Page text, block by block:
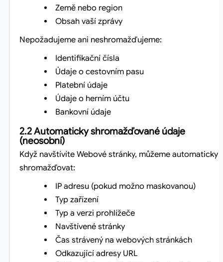
Země nebo region
Obsah vaší zprávy
Nepožadujeme ani neshromažďujeme:
Identifikační čísla
Údaje o cestovním pasu
Platební údaje
Údaje o herním účtu
Bankovní údaje
2.2 Automaticky shromažďované údaje
(neosobní)
Když navštívíte Webové stránky, můžeme automaticky
shromažďovat:
IP adresu (pokud možno maskovanou)
Typ zařízení
Typ a verzi prohlížeče
Navštívené stránky
Čas strávený na webových stránkách
Odkazující adresy URL